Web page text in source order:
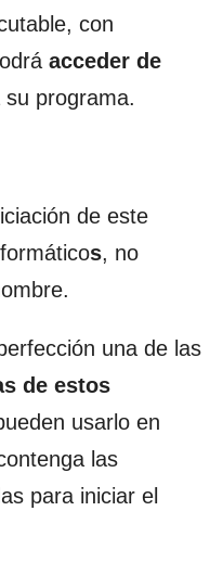
con
acceder de
programa.
de este
s, no
una de las
de estos
usarlo en
las
para iniciar el